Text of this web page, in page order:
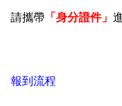
請攜帶 「身分證件」
報到流程